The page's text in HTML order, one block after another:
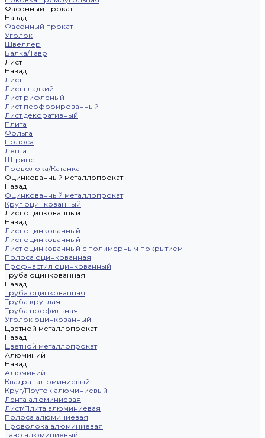
Фасонный прокат
Назад
Фасонный прокат
Уголок
Швеллер
Балка/Тавр
Лист
Назад
Лист
Лист гладкий
Лист рифленый
Лист перфорированный
Лист декоративный
Плита
Фольга
Полоса
Лента
Штрипс
Проволока/Катанка
Оцинкованный металлопрокат
Назад
Оцинкованный металлопрокат
Круг оцинкованный
Лист оцинкованный
Назад
Лист оцинкованный
Лист оцинкованный
Лист оцинкованный с полимерным покрытием
Полоса оцинкованная
Профнастил оцинкованный
Труба оцинкованная
Назад
Труба оцинкованная
Труба круглая
Труба профильная
Уголок оцинкованный
Цветной металлопрокат
Назад
Цветной металлопрокат
Алюминий
Назад
Алюминий
Квадрат алюминиевый
Круг/Пруток алюминиевый
Лента алюминиевая
Лист/Плита алюминиевая
Полоса алюминиевая
Проволока алюминиевая
Тавр алюминиевый